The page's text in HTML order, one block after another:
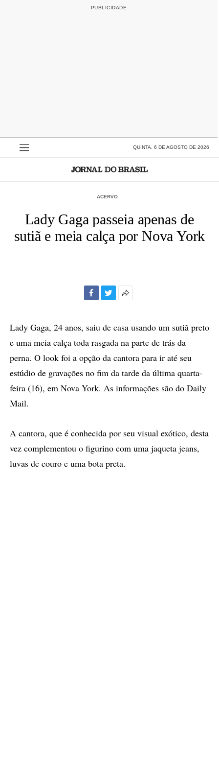
QUINTA, 6 DE AGOSTO DE 2026
ACERVO
Lady Gaga passeia apenas de
sutiã e meia calça por Nova York
compartilhamento
Lady Gaga, 24 anos, saiu de casa usando um sutiã preto
e uma meia calça toda rasgada na parte de trás da
perna. O look foi a opção da cantora para ir até seu
estúdio de gravações no fim da tarde da última quarta-
feira (16), em Nova York. As informações são do Daily
Mail.
A cantora, que é conhecida por seu visual exótico, desta
vez complementou o figurino com uma jaqueta jeans,
luvas de couro e uma bota preta.